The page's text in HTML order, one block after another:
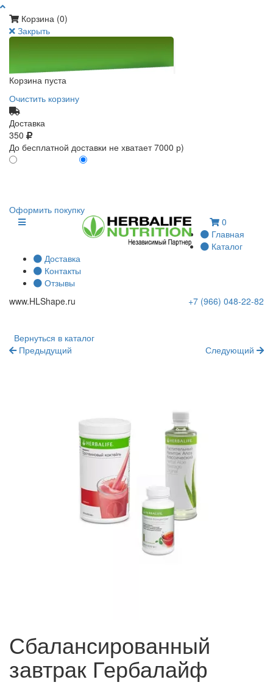
Корзина (0)
Закрыть
Корзина пуста
Очистить корзину
Доставка
350
До бесплатной доставки не хватает 7000 р)
Оформить покупку
0
Главная
Каталог
Доставка
Контакты
Отзывы
www.HLShape.ru +7 (966) 048-22-82
Вернуться в каталог
Предыдущий
Следующий
Сбалансированный
завтрак Гербалайф